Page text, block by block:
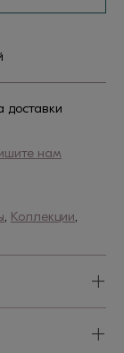
доставки
нам
, Коллекции,
+
+